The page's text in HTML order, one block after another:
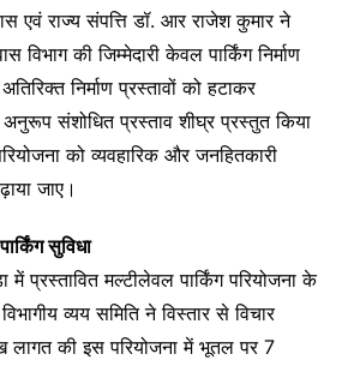
एवं राज्य संपत्ति डॉ. आर राजेश कुमार ने
विभाग की जिम्मेदारी केवल पार्किंग निर्माण
निर्माण प्रस्तावों को हटाकर
संशोधित प्रस्ताव शीघ्र प्रस्तुत किया
को व्यवहारिक और जनहितकारी
जाए।
सुविधा
प्रस्तावित मल्टीलेवल पार्किंग परियोजना के
व्यय समिति ने विस्तार से विचार
की इस परियोजना में भूतल पर 7